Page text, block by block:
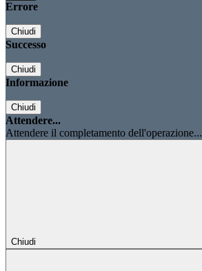
Errore
Chiudi
Successo
Chiudi
Informazione
Chiudi
Attendere...
Attendere il completamento dell'operazione...
Chiudi